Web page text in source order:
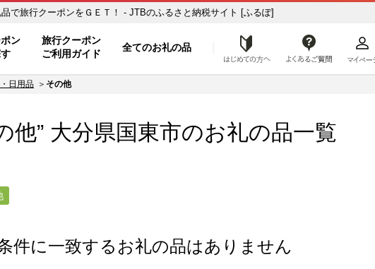
の品一覧 ふるさと納税の返礼品で旅行クーポンをＧＥＴ！ - JTBのふるさと納税サイト [ふるぽ]
ン
旅行クーポン
ご利用ガイド
全てのお礼の品 はじめての方へ
日用品 その他
他” 大分県国東市のお礼の品一覧
件に一致するお礼の品はありません